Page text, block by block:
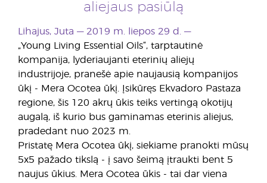
aliejaus pasiūlą
Lihajus, Juta — 2019 m. liepos 29 d. —
„Young Living Essential Oils“, tarptautinė
kompanija, lyderiaujanti eterinių aliejų
industrijoje, pranešė apie naujausią kompanijos
ūkį - Mera Ocotea ūkį. Įsikūręs Ekvadoro Pastaza
regione, šis 120 akrų ūkis teiks vertingą okotijų
augalą, iš kurio bus gaminamas eterinis aliejus,
pradedant nuo 2023 m.
Pristatę Mera Ocotea ūkį, siekiame pranokti mūsų
5x5 pažado tikslą - į savo šeimą įtraukti bent 5
naujus ūkius. Mera Ocotea ūkis - tai dar viena